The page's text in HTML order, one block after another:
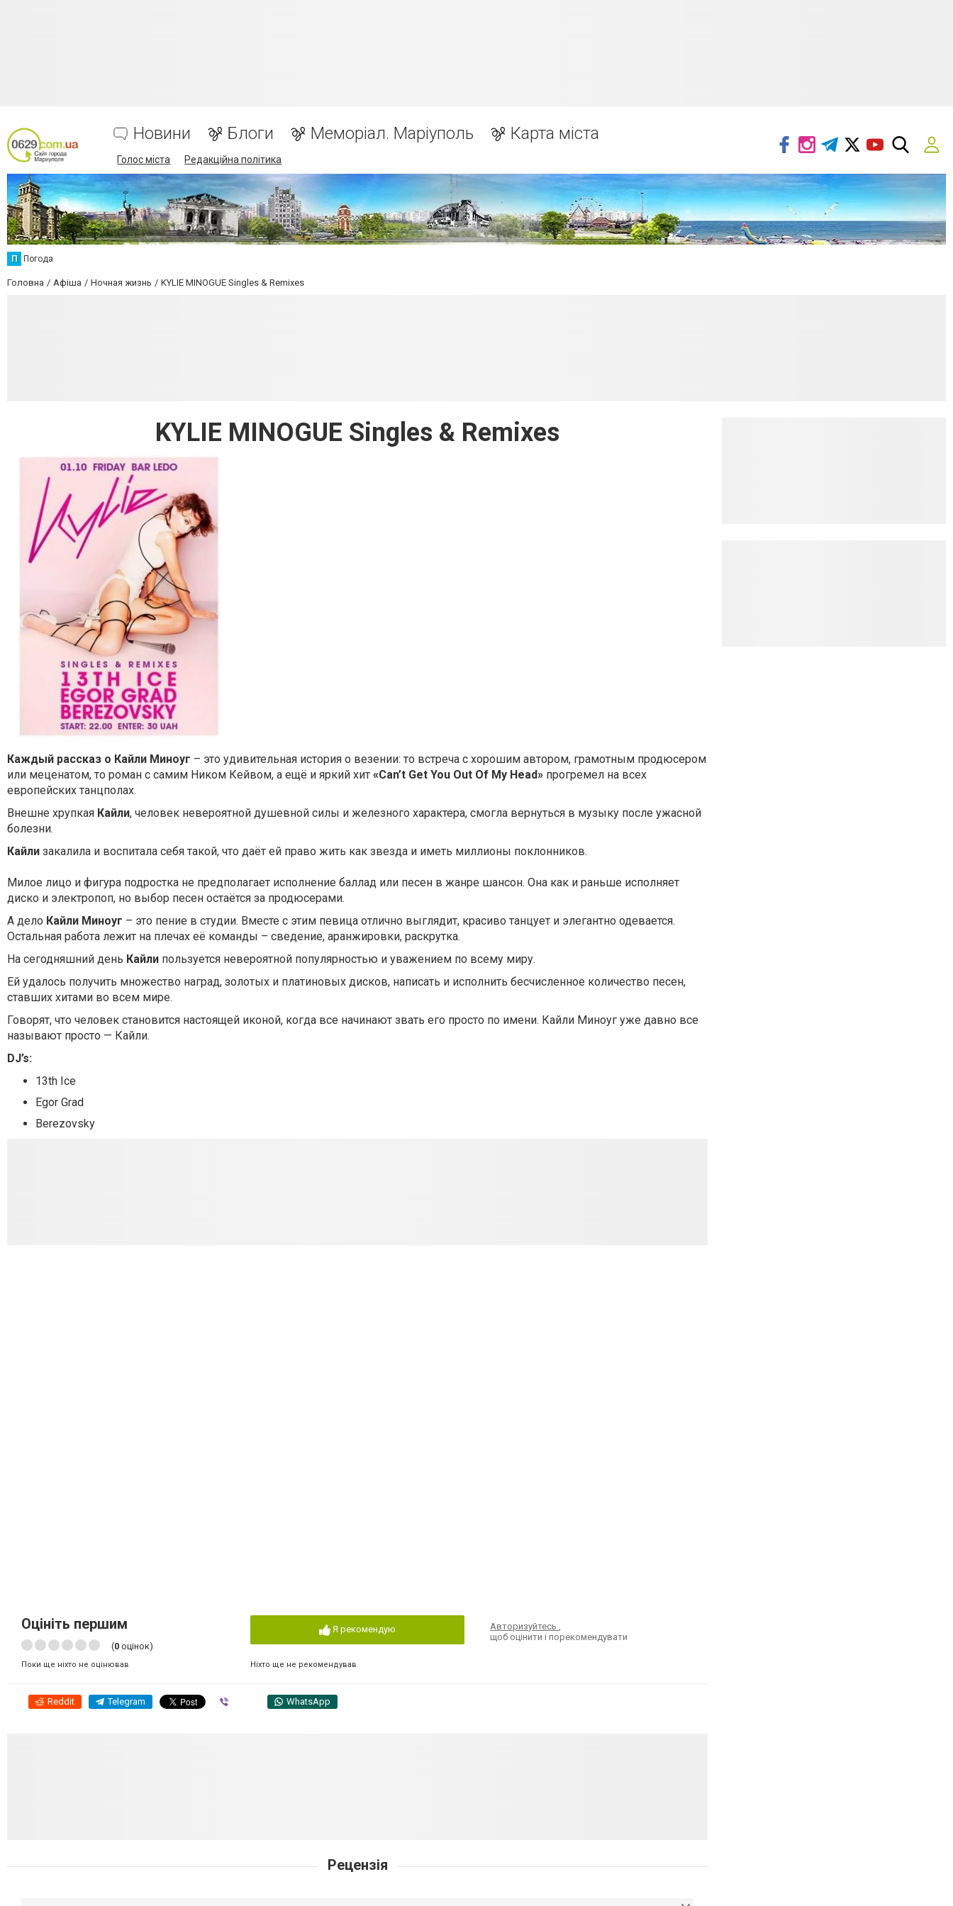
Новини Блоги Меморіал. Маріуполь Карта міста
Голос міста Редакційна політика
П Погода
Головна Афіша Ночная жизнь KYLIE MINOGUE Singles & Remixes
KYLIE MINOGUE Singles & Remixes
Каждый рассказ о Кайли Миноуг – это удивительная история о везении: то встреча с хорошим автором, грамотным продюсером
или меценатом, то роман с самим Ником Кейвом, а ещё и яркий хит «Can’t Get You Out Of My Head» прогремел на всех
европейских танцполах.
Внешне хрупкая Кайли, человек невероятной душевной силы и железного характера, смогла вернуться в музыку после ужасной
болезни.
Кайли закалила и воспитала себя такой, что даёт ей право жить как звезда и иметь миллионы поклонников.
Милое лицо и фигура подростка не предполагает исполнение баллад или песен в жанре шансон. Она как и раньше исполняет
диско и электропоп, но выбор песен остаётся за продюсерами.
А дело Кайли Миноуг – это пение в студии. Вместе с этим певица отлично выглядит, красиво танцует и элегантно одевается.
Остальная работа лежит на плечах её команды – сведение, аранжировки, раскрутка.
На сегодняшний день Кайли пользуется невероятной популярностью и уважением по всему миру.
Ей удалось получить множество наград, золотых и платиновых дисков, написать и исполнить бесчисленное количество песен,
ставших хитами во всем мире.
Говорят, что человек становится настоящей иконой, когда все начинают звать его просто по имени. Кайли Миноуг уже давно все
называют просто — Кайли.
DJ’s:
13th Ice
Egor Grad
Berezovsky
Оцініть першим
(0 оцінок)
Поки ще ніхто не оцінював
Я рекомендую
Ніхто ще не рекомендував
Авторизуйтесь,
щоб оцінити і порекомендувати
Reddit Telegram WhatsApp
Рецензія